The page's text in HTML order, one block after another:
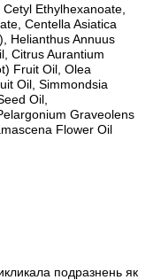
Ethylhexanoate,
Centella Asiatica
Helianthus Annuus
Citrus Aurantium
Fruit Oil, Olea
Oil, Simmondsia
Oil,
Graveolens
Flower Oil
подразнень як